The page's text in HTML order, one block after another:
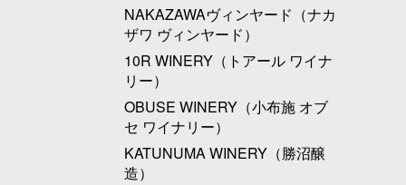
NAKAZAWAヴィンヤード（ナカ
ザワ ヴィンヤード）
10R WINERY（トアール ワイナ
リー）
OBUSE WINERY（小布施 オブ
セ ワイナリー）
KATUNUMA WINERY（勝沼醸
造）